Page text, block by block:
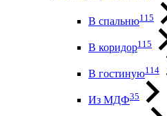
В спальню115
В коридор115
В гостиную114
Из МДФ35